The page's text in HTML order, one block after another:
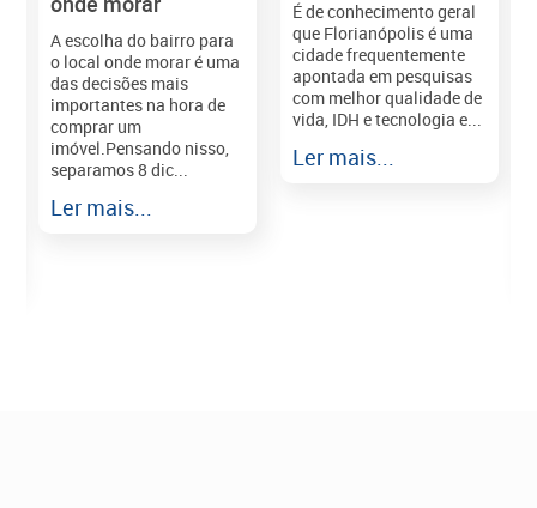
A escolha do bairro para
o local onde morar é uma
das decisões mais
importantes na hora de
comprar um
imóvel.Pensando nisso,
separamos 8 dic...
Ler mais...
É de conhecimento geral
que Florianópolis é uma
cidade frequentemente
apontada em pesquisas
com melhor qualidade de
vida, IDH e tecnologia e...
Ler mais...